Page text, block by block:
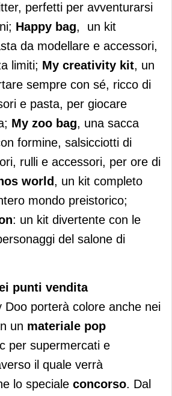
perfetti per avventurarsi
Happy bag, un kit
da modellare e accessori,
limiti; My creativity kit, un
sempre con sé, ricco di
e pasta, per giocare
My zoo bag, una sacca
formine, salsicciotti di
rulli e accessori, per ore di
world, un kit completo
mondo preistorico;
: un kit divertente con le
del salone di
punti vendita
Doo porterà colore anche nei
un materiale pop
per supermercati e
il quale verrà
lo speciale concorso. Dal